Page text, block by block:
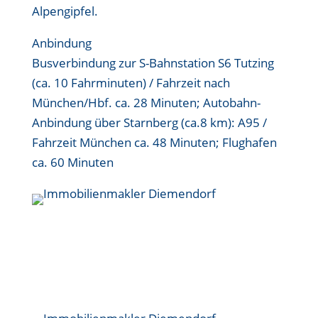
Alpengipfel.
Anbindung
Busverbindung zur S-Bahnstation S6 Tutzing
(ca. 10 Fahrminuten) / Fahrzeit nach
München/Hbf. ca. 28 Minuten; Autobahn-
Anbindung über Starnberg (ca.8 km): A95 /
Fahrzeit München ca. 48 Minuten; Flughafen
ca. 60 Minuten